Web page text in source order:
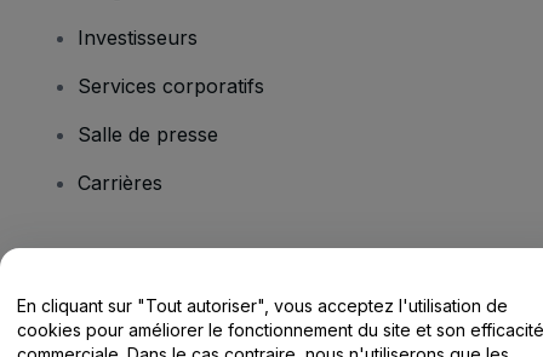
Investisseurs
Services corporatifs
Salle de presse
Carrières
Centre d'assistance / Nous contacter
En cliquant sur "Tout autoriser", vous acceptez l'utilisation de
cookies pour améliorer le fonctionnement du site et son efficacité